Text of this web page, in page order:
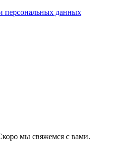
персональных данных
мы свяжемся с вами.